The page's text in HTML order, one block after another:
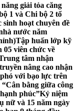
giải tỏa căng
1 và Chi bộ 2 tổ
sinh hoạt chuyên đề
nước năm
Tập huấn lớp kỹ
viên chức về
tâm nhận
nâng cao nhận
với bạo lực trên
bằng giữa công
phúc”Kỷ niệm
nữ và 15 năm ngày